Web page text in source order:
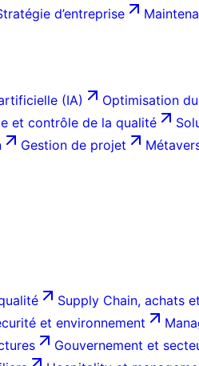
d’entreprise
(IA) Optimisation
et contrôle de la qualité
Gestion de projet
Supply Chain, achats
et environnement
Gouvernement et